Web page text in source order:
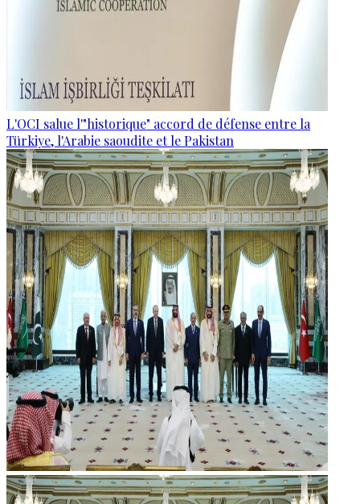
L'OCI salue l'"historique" accord de défense entre la
Türkiye, l'Arabie saoudite et le Pakistan